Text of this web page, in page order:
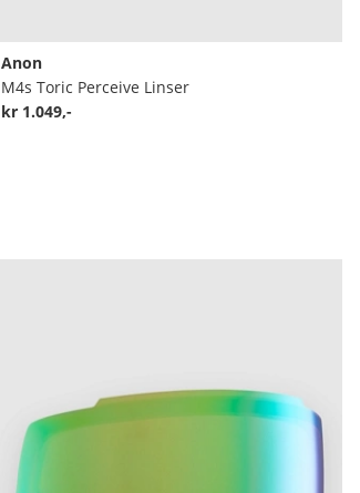
Anon
M4s Toric Perceive Linser
kr 1.049,-